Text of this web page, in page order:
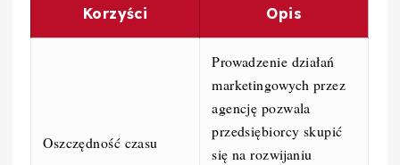
Korzyści Opis
Oszczędność czasu
Prowadzenie działań
marketingowych przez
agencję pozwala
przedsiębiorcy skupić
się na rozwijaniu